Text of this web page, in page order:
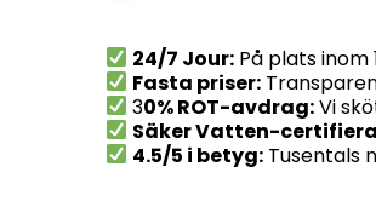
24/7 Jour: På plats inom
Fasta priser:
30% ROT-avdrag:Vi
Säker Vatten-
4.5/5 i betyg: Tusentals